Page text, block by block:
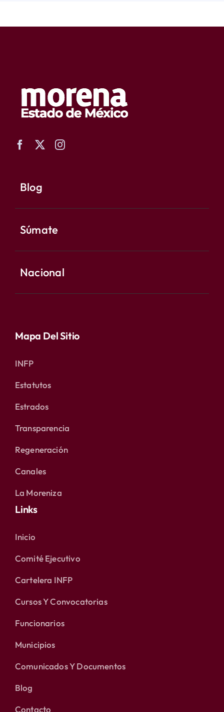
Blog
Súmate
Nacional
Mapa Del Sitio
INFP
Estatutos
Estrados
Transparencia
Regeneración
Canales
La Moreniza
Links
Inicio
Comité Ejecutivo
Cartelera INFP
Cursos Y Convocatorias
Funcionarios
Municipios
Comunicados Y Documentos
Blog
Contacto